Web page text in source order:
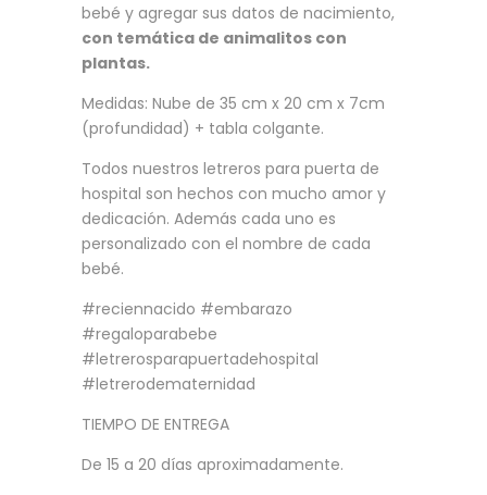
bebé y agregar sus datos de nacimiento,
con temática de animalitos con
plantas.
Medidas: Nube de 35 cm x 20 cm x 7cm
(profundidad) + tabla colgante.
Todos nuestros letreros para puerta de
hospital son hechos con mucho amor y
dedicación. Además cada uno es
personalizado con el nombre de cada
bebé.
#reciennacido #embarazo
#regaloparabebe
#letrerosparapuertadehospital
#letrerodematernidad
TIEMPO DE ENTREGA
De 15 a 20 días aproximadamente.